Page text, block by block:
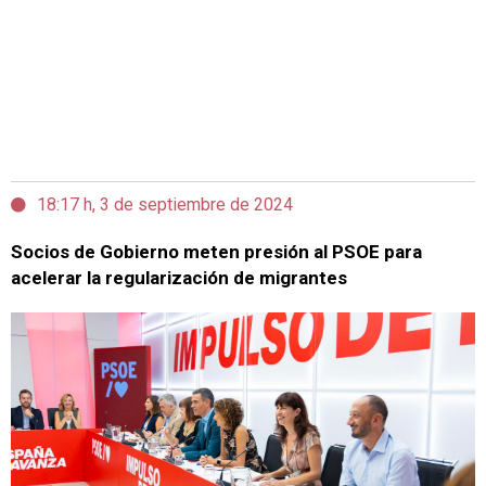
18:17 h, 3 de septiembre de 2024
Socios de Gobierno meten presión al PSOE para
acelerar la regularización de migrantes